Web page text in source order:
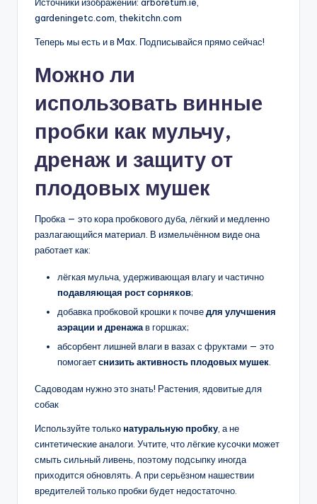
gardeningetc.com, thekitchn.com
Теперь мы есть и в Max. Подписывайся прямо сейчас!
Можно ли
использовать винные
пробки как мульчу,
дренаж и защиту от
плодовых мушек
Пробка — это кора пробкового дуба, лёгкий и медленно
разлагающийся материал. В измельчённом виде она
работает как:
лёгкая мульча, удерживающая влагу и частично
подавляющая рост сорняков;
добавка пробковой крошки к почведля улучшения
аэрации и дренажав горшках;
абсорбент лишней влаги в вазах с фруктами — это
помогаетснизить активность плодовых мушек
Садоводам нужно это знать! Растения, ядовитые для
собак
Используйте тольконатуральную пробку , а не
синтетические аналоги. Учтите, что лёгкие кусочки может
смыть сильный ливень, поэтому подсыпку иногда
приходится обновлять. А при серьёзном нашествии
вредителей только пробки будет недостаточно.